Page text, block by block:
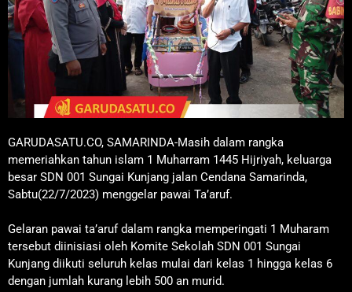
GARUDASATU.CO, SAMARINDA-Masih dalam rangka
memeriahkan tahun islam 1 Muharram 1445 Hijriyah, keluarga
besar SDN 001 Sungai Kunjang jalan Cendana Samarinda,
Sabtu(22/7/2023) menggelar pawai Ta’aruf.
Gelaran pawai ta’aruf dalam rangka memperingati 1 Muharam
tersebut diinisiasi oleh Komite Sekolah SDN 001 Sungai
Kunjang diikuti seluruh kelas mulai dari kelas 1 hingga kelas 6
dengan jumlah kurang lebih 500 an murid.